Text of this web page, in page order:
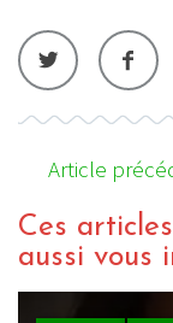
Article
Ces
aussi vous